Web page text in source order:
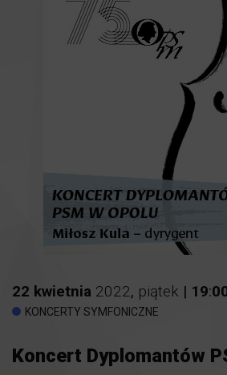
22 kwietnia 2022, piątek | 19:
KONCERTY SYMFONICZNE
Koncert Dyplomantów